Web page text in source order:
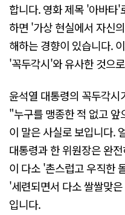
합니다. 영화 제목 '아바타
하면 '가상 현실에서 자신
해하는 경향이 있습니다.
'꼭두각시'와 유사한 것으
윤석열 대통령의 꼭두각
"누구를 맹종한 적 없고
이 말은 사실로 보입니다.
대통령과 한 위원장은 완
이 다소 '촌스럽고 우직한
'세련되면서 다소 쌀쌀맞
입니다.